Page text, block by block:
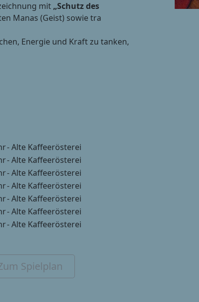
mit „Schutz des
Manas (Geist) sowie tra
Energie und Kraft zu tanken,
- Alte Kaffeerösterei
- Alte Kaffeerösterei
- Alte Kaffeerösterei
- Alte Kaffeerösterei
- Alte Kaffeerösterei
- Alte Kaffeerösterei
- Alte Kaffeerösterei
Spielplan